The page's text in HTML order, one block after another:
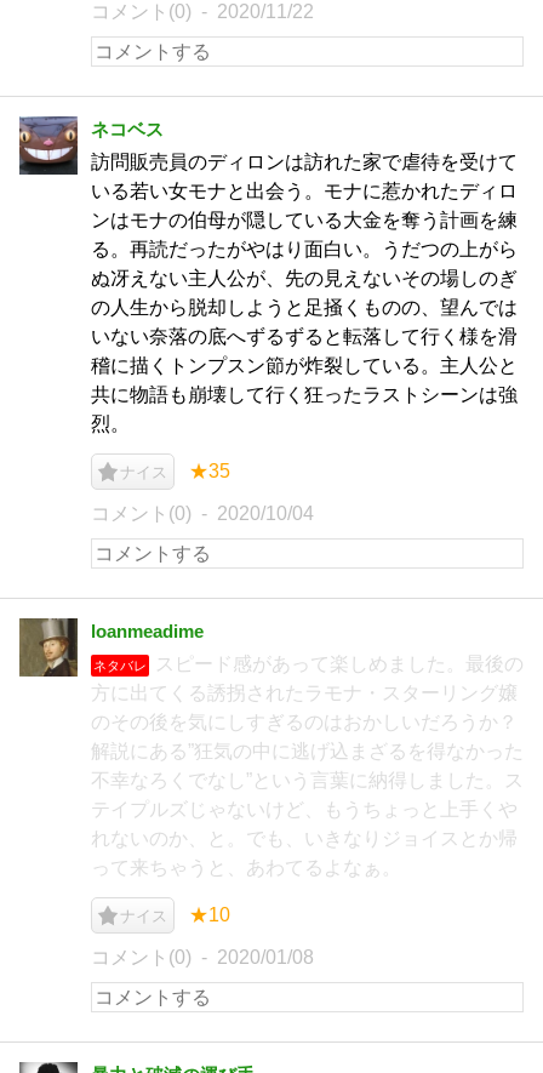
コメント(0) 2020/11/22
ネコベス
訪問販売員のディロンは訪れた家で虐待を受けて
いる若い女モナと出会う。モナに惹かれたディロ
ンはモナの伯母が隠している大金を奪う計画を練
る。再読だったがやはり面白い。うだつの上がら
ぬ冴えない主人公が、先の見えないその場しのぎ
の人生から脱却しようと足掻くものの、望んでは
いない奈落の底へずるずると転落して行く様を滑
稽に描くトンプスン節が炸裂している。主人公と
共に物語も崩壊して行く狂ったラストシーンは強
烈。
ナイス ★35
コメント(0) 2020/10/04
loanmeadime
ネタバレ
スピード感があって楽しめました。最後の
方に出てくる誘拐されたラモナ・スターリング嬢
のその後を気にしすぎるのはおかしいだろうか？
解説にある”狂気の中に逃げ込まざるを得なかった
不幸なろくでなし”という言葉に納得しました。ス
テイプルズじゃないけど、もうちょっと上手くや
れないのか、と。でも、いきなりジョイスとか帰
って来ちゃうと、あわてるよなぁ。
ナイス ★10
コメント(0) 2020/01/08